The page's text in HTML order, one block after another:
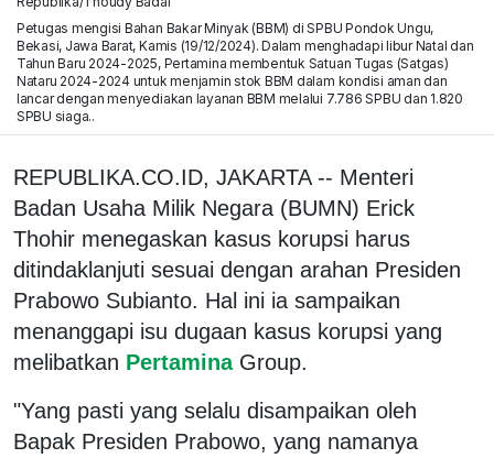
Petugas mengisi Bahan Bakar Minyak (BBM) di SPBU Pondok Ungu,
Bekasi, Jawa Barat, Kamis (19/12/2024). Dalam menghadapi libur Natal dan
Tahun Baru 2024-2025, Pertamina membentuk Satuan Tugas (Satgas)
Nataru 2024-2024 untuk menjamin stok BBM dalam kondisi aman dan
lancar dengan menyediakan layanan BBM melalui 7.786 SPBU dan 1.820
SPBU siaga..
REPUBLIKA.CO.ID, JAKARTA -- Menteri
Badan Usaha Milik Negara (BUMN) Erick
Thohir menegaskan kasus korupsi harus
ditindaklanjuti sesuai dengan arahan Presiden
Prabowo Subianto. Hal ini ia sampaikan
menanggapi isu dugaan kasus korupsi yang
melibatkan Pertamina Group.
"Yang pasti yang selalu disampaikan oleh
Bapak Presiden Prabowo, yang namanya